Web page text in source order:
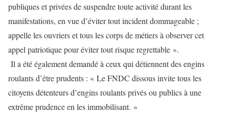
publiques et privées de suspendre toute activité durant les
manifestations, en vue d’éviter tout incident dommageable ;
appelle les ouvriers et tous les corps de métiers à observer cet
appel patriotique pour éviter tout risque regrettable ».
Il a été également demandé à ceux qui détiennent des engins
roulants d’être prudents : « Le FNDC dissous invite tous les
citoyens détenteurs d’engins roulants privés ou publics à une
extrême prudence en les immobilisant. »